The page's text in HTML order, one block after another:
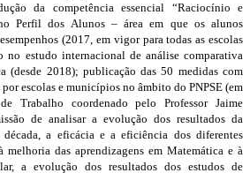
da competência essencial “Raciocínio e
Perfil dos Alunos – área em que os alunos
(2017, em vigor para todas as escolas
no estudo internacional de análise comparativa
(desde 2018); publicação das 50 medidas com
escolas e municípios no âmbito do PNPSE (em
Trabalho coordenado pelo Professor Jaime
de analisar a evolução dos resultados da
a eficácia e a eficiência dos diferentes
melhoria das aprendizagens em Matemática e à
a evolução dos resultados dos estudos de